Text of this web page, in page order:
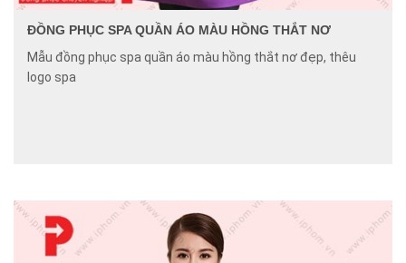
ĐỒNG PHỤC SPA QUẦN ÁO MÀU HỒNG THẮT NƠ
Mẫu đồng phục spa quần áo màu hồng thắt nơ đẹp, thêu
logo spa